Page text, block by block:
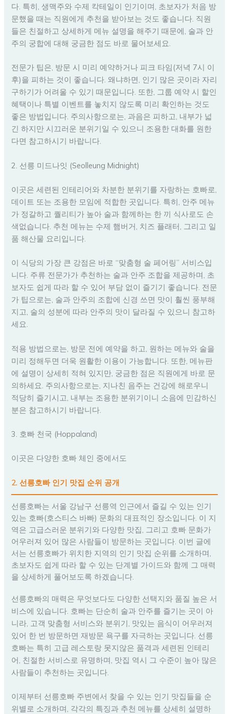
다. 특히, 생맥주와 수제 칵테일이 인기이며, 초보자가 처음 방
문했을 때는 직원에게 추천을 받아보는 것도 좋습니다. 직원
들은 친절하고 상세하게 메뉴 설명을 해주기 때문에, 술과 안
주의 궁합에 대해 궁금한 점도 바로 물어보세요.
전문가 팁은, 방문 시 미리 예약하거나 피크 타임(저녁 7시 이
후)을 피하는 것이 좋습니다. 왜냐하면, 인기 많은 곳이라 자리
구하기가 어려울 수 있기 때문입니다. 또한, 그룹 예약 시 할인
혜택이나 특별 이벤트를 놓치지 않도록 미리 확인하는 것도
좋은 방법입니다. 주의사항으로는, 과음은 피하고, 내부가 넓
긴 하지만 시끄러운 분위기일 수 있으니 조용한 대화를 원한
다면 참고하시기 바랍니다.
2. 선릉 미드나잇 (Seolleung Midnight)
이곳은 세련된 인테리어와 차분한 분위기를 자랑하는 호빠로,
데이트 또는 조용한 모임에 적합한 곳입니다. 특히, 안주 메뉴
가 정갈하고 퀄리티가 높아 술과 함께하는 한 끼 식사로도 손
색없습니다. 추천 메뉴는 수제 햄버거, 치즈 플래터, 그리고 일
품 해산물 요리입니다.
이 식당의 가장 큰 강점은 바로 “맞춤형 술 페어링” 서비스입
니다. 주류 전문가가 추천하는 술과 안주 조합을 제공하며, 초
보자도 쉽게 따라 할 수 있어 부담 없이 즐기기 좋습니다. 전문
가 팁으로는, 술과 안주의 조합에 신경 쓰면 맛이 훨씬 풍부해
지고, 술의 성분에 따라 안주의 맛이 달라질 수 있으니 참고하
세요.
적용 방법으로는, 방문 전에 예약을 하고, 원하는 메뉴와 술을
미리 정해두면 더욱 원활한 이용이 가능합니다. 또한, 메뉴판
에 설명이 상세히 적혀 있지만, 궁금한 점은 직원에게 바로 문
의하세요. 주의사항으로는, 지나친 음주는 건강에 해로우니
적당히 즐기시고, 내부는 조용한 분위기이니 소음에 민감하신
분은 참고하시기 바랍니다.
3. 호빠 천국 (Hoppaland)
이곳은 다양한 호빠 체인 중에서도
2. 선릉호빠 인기 맛집 순위 공개
선릉호빠는 서울 강남구 선릉역 인근에서 즐길 수 있는 인기
있는 호빠(호스티스 바빠) 문화의 대표적인 장소입니다. 이 지
역은 고급스러운 분위기와 다양한 맛집, 그리고 호빠 문화가
어우러져 있어 많은 사람들이 방문하는 곳입니다. 이번 글에
서는 선릉호빠가 위치한 지역의 인기 맛집 순위를 소개하며,
초보자도 쉽게 따라 할 수 있는 단계별 가이드와 함께 그 매력
을 상세하게 풀어보도록 하겠습니다.
선릉호빠의 매력은 무엇보다도 다양한 선택지와 품질 높은 서
비스에 있습니다. 호빠는 단순히 술과 안주를 즐기는 곳이 아
니라, 고객 맞춤형 서비스와 분위기, 맛있는 음식이 어우러져
있어 한 번 방문하면 재방문 욕구를 자극하는 곳입니다. 선릉
호빠는 특히 고급 레스토랑 못지않은 품격과 세련된 인테리
어, 친절한 서비스로 유명하며, 맛집 역시 그 수준이 높아 많은
사람들이 추천하는 곳입니다.
이제부터 선릉호빠 주변에서 찾을 수 있는 인기 맛집들을 순
위별로 소개하며, 각각의 특징과 추천 메뉴를 상세히 설명하